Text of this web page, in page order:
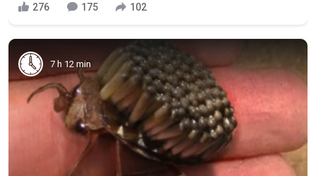
276 175 102
7 h 12 min